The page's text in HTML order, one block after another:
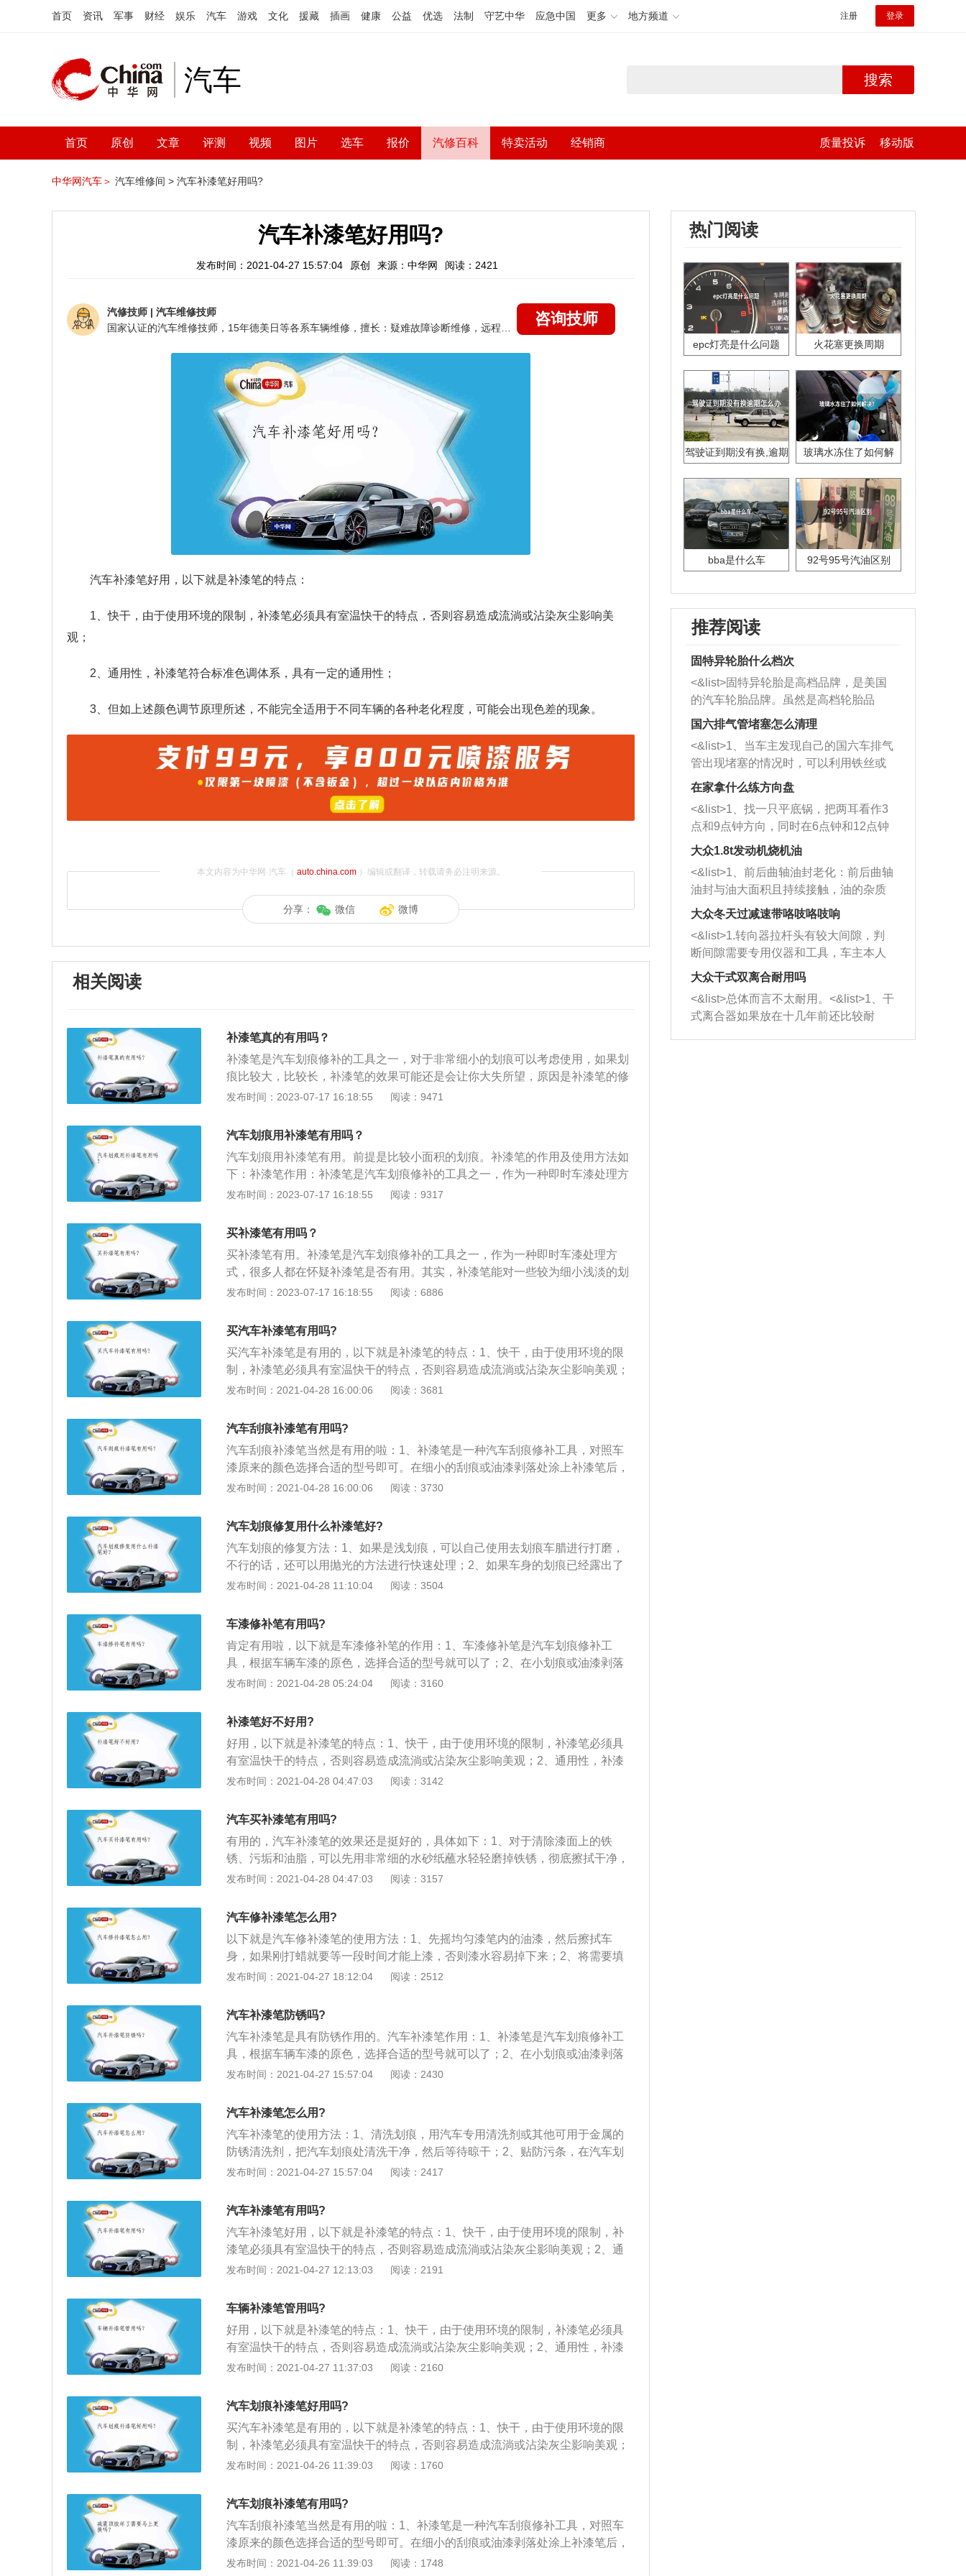
首页 资讯 军事 财经 娱乐 汽车 游戏 文化 援藏 插画 健康 公益 优选 法制 守艺中华 应急中国 更多 地方频道 注册 登录
汽车 搜索
首页 原创 文章 评测 视频 图片 选车 报价 汽修百科 特卖活动 经销商 质量投诉 移动版
中华网汽车＞ 汽车维修间 > 汽车补漆笔好用吗?
汽车补漆笔好用吗?
发布时间：2021-04-27 15:57:04 原创 来源：中华网 阅读：2421
汽修技师 | 汽车维修技师
咨询技师
汽车补漆笔好用，以下就是补漆笔的特点：
1、快干，由于使用环境的限制，补漆笔必须具有室温快干的特点，否则容易造成流淌或沾染灰尘影响美
观；
2、通用性，补漆笔符合标准色调体系，具有一定的通用性；
3、但如上述颜色调节原理所述，不能完全适用于不同车辆的各种老化程度，可能会出现色差的现象。
本文内容为中华网·汽车（ auto.china.com）编辑或翻译，转载请务必注明来源。
分享： 微信 微博
相关阅读
补漆笔真的有用吗？
补漆笔是汽车划痕修补的工具之一，对于非常细小的划痕可以考虑使用，如果划
痕比较大，比较长，补漆笔的效果可能还是会让你大失所望，原因是补漆笔的修
补难以做到补漆那样完美，色差甚至会让你后悔用了补漆笔。另外漏了底漆的划
补漆笔怎么用？1、从网上购买补漆笔，可能有车主以为寄到就一支补漆笔，实
际上整个套装里还包含了其他修补划痕所需要的工具，例如砂纸、补土、胶带、
研磨剂、驳口金油等。2、提前将车洗干净，如果没有这个必要的话，那就将划
痕所处部位清洗干净。然后用浸湿了的磨砂纸，包裹在棉块上，接着打磨划痕，
直到用手感觉与周边漆面没有高低不平的感觉。3、准备一些报纸，用胶带遮挡
的位置进行来回喷漆，注意每喷一层最好等待几分钟让车漆干燥后再喷下一层，
直到划痕遮盖为止。切忌长时间停留在同一位置，否则会导致车漆流泪现象。
4、车漆喷涂完，等待20分钟让车漆干透，同样将驳口金油组装在喷罐上，然后
近，也能起到保护补好的漆。5、等待一天时间，对划痕补漆位置使用祛痕研磨
发布时间：2023-07-17 16:18:55 阅读：9471
汽车划痕用补漆笔有用吗？
汽车划痕用补漆笔有用。前提是比较小面积的划痕。补漆笔的作用及使用方法如
下：补漆笔作用：补漆笔是汽车划痕修补的工具之一，作为一种即时车漆处理方
式，挺多人都会用补漆笔。补漆笔能对一些较为细小浅淡的划痕进行表面处理，
果，但比不进行修补要好很多。补漆笔虽然可以填补空缺，阻断空气与车体表面
在使用补漆笔时，对照车漆原来的颜色选择合适的型号即可。在细小的刮痕或油
漆剥落处涂上补漆笔后，即可修补、掩盖及填平伤痕。补漆笔的成分一般为原车
车漆，因汽车型号不同，所以不同汽车只能使用专用的补漆笔。
发布时间：2023-07-17 16:18:55 阅读：9317
买补漆笔有用吗？
买补漆笔有用。补漆笔是汽车划痕修补的工具之一，作为一种即时车漆处理方
式，很多人都在怀疑补漆笔是否有用。其实，补漆笔能对一些较为细小浅淡的划
痕进行表面处理，遮盖痕迹，使得划痕看不出来，效果还不错，虽然并不能达到
的作用:现在的车子，除了白色是珠光漆，许多都是金属漆，漆面上有小金属颗
陷。但是，补漆笔还是有一定的效果，可以起到一定的掩盖和防锈蚀的作用。2.
补漆笔的使用:专业的用法是将不需要涂抹的地方用胶条覆盖起来，对照车漆颜色
选择合适的颜色型号的补漆笔，摇匀补漆笔内的漆，在车身上细小的划痕或瑕疵
锈功能。
发布时间：2023-07-17 16:18:55 阅读：6886
买汽车补漆笔有用吗?
买汽车补漆笔是有用的，以下就是补漆笔的特点：1、快干，由于使用环境的限
制，补漆笔必须具有室温快干的特点，否则容易造成流淌或沾染灰尘影响美观；
2、通用性，补漆笔符合标准色调体系，具有一定的通用性；3、但如上述颜色调
象。
发布时间：2021-04-28 16:00:06 阅读：3681
汽车刮痕补漆笔有用吗?
汽车刮痕补漆笔当然是有用的啦：1、补漆笔是一种汽车刮痕修补工具，对照车
漆原来的颜色选择合适的型号即可。在细小的刮痕或油漆剥落处涂上补漆笔后，
即可修补、掩盖及填平伤痕；2、补漆笔的成分一般为原车车漆，因汽车型号不
在车间里完成了焊接等工序之后就开始上漆；4、先进行底漆喷涂，将光车壳浸
入漆槽里，取出后用200度烘干底漆，然后送入无尘车间用经典喷上面漆，然后
继续用200度烘干，最后会再加上一层清漆。
发布时间：2021-04-28 16:00:06 阅读：3730
汽车划痕修复用什么补漆笔好?
汽车划痕的修复方法：1、如果是浅划痕，可以自己使用去划痕车腊进行打磨，
不行的话，还可以用抛光的方法进行快速处理；2、如果车身的划痕已经露出了
底漆，就要做局部补漆的处理了，对于这种划伤，我们建议您去有划痕快修业务
涂，修补漆干燥速度快，色彩能与原车漆面结合，毫无色差，完全没有修补的痕
发布时间：2021-04-28 11:10:04 阅读：3504
车漆修补笔有用吗?
肯定有用啦，以下就是车漆修补笔的作用：1、车漆修补笔是汽车划痕修补工
具，根据车辆车漆的原色，选择合适的型号就可以了；2、在小划痕或油漆剥落
处涂上车漆修补笔，就可以进行修补；3、车漆修补笔还能遮盖和填平划痕，并
发布时间：2021-04-28 05:24:04 阅读：3160
补漆笔好不好用?
好用，以下就是补漆笔的特点：1、快干，由于使用环境的限制，补漆笔必须具
有室温快干的特点，否则容易造成流淌或沾染灰尘影响美观；2、通用性，补漆
笔符合标准色调体系，具有一定的通用性；3、但如上述颜色调节原理所述，不
发布时间：2021-04-28 04:47:03 阅读：3142
汽车买补漆笔有用吗?
有用的，汽车补漆笔的效果还是挺好的，具体如下：1、对于清除漆面上的铁
锈、污垢和油脂，可以先用非常细的水砂纸蘸水轻轻磨掉铁锈，彻底擦拭干净，
以确保铁锈不会膨胀；2、由于使用环境限制，补漆笔必须具备常温快干的特
具有一定的多功能性，但是，如德斯格雷在上述调色原理中，不完全合适的色差
可能大于一对一调制的彩色喷漆。
发布时间：2021-04-28 04:47:03 阅读：3157
汽车修补漆笔怎么用?
以下就是汽车修补漆笔的使用方法：1、先摇均匀漆笔内的油漆，然后擦拭车
身，如果刚打蜡就要等一段时间才能上漆，否则漆水容易掉下来；2、将需要填
充补漆部位仔细擦拭干净，不能留下灰尘或水渍，用补漆笔均匀涂上一层薄薄的
如此反复只到颜色满意并且漆层略高出原车为止，直至漆干透后，用细的水砂纸
蘸水将漆层打磨平整，打上沙蜡，消除水砂纸的痕迹就可以了。
发布时间：2021-04-27 18:12:04 阅读：2512
汽车补漆笔防锈吗?
汽车补漆笔是具有防锈作用的。汽车补漆笔作用：1、补漆笔是汽车划痕修补工
具，根据车辆车漆的原色，选择合适的型号就可以了；2、在小划痕或油漆剥落
处涂上补漆笔，就可以进行修补；3、补漆笔可以遮盖和填平划痕，并具有防锈
发布时间：2021-04-27 15:57:04 阅读：2430
汽车补漆笔怎么用?
汽车补漆笔的使用方法：1、清洗划痕，用汽车专用清洗剂或其他可用于金属的
防锈清洗剂，把汽车划痕处清洗干净，然后等待晾干；2、贴防污条，在汽车划
痕的周围贴上防污条，用一般的纸胶条贴就可以，胶条要紧挨着划痕，贴防污条
漆笔摇匀，上下摇晃约40－50次；4、补漆：首先，对准刮（划）痕的部位，用
5、等漆干燥：用补漆笔补过漆的部位，要干燥两三天，这期间禁止洗车。
发布时间：2021-04-27 15:57:04 阅读：2417
汽车补漆笔有用吗?
汽车补漆笔好用，以下就是补漆笔的特点：1、快干，由于使用环境的限制，补
漆笔必须具有室温快干的特点，否则容易造成流淌或沾染灰尘影响美观；2、通
用性，补漆笔符合标准色调体系，具有一定的通用性；3、但如上述颜色调节原
发布时间：2021-04-27 12:13:03 阅读：2191
车辆补漆笔管用吗?
好用，以下就是补漆笔的特点：1、快干，由于使用环境的限制，补漆笔必须具
有室温快干的特点，否则容易造成流淌或沾染灰尘影响美观；2、通用性，补漆
笔符合标准色调体系，具有一定的通用性；3、但如上述颜色调节原理所述，不
发布时间：2021-04-27 11:37:03 阅读：2160
汽车划痕补漆笔好用吗?
买汽车补漆笔是有用的，以下就是补漆笔的特点：1、快干，由于使用环境的限
制，补漆笔必须具有室温快干的特点，否则容易造成流淌或沾染灰尘影响美观；
2、通用性，补漆笔符合标准色调体系，具有一定的通用性；3、但如上述颜色调
象。
发布时间：2021-04-26 11:39:03 阅读：1760
汽车划痕补漆笔有用吗?
汽车刮痕补漆笔当然是有用的啦：1、补漆笔是一种汽车刮痕修补工具，对照车
漆原来的颜色选择合适的型号即可。在细小的刮痕或油漆剥落处涂上补漆笔后，
即可修补、掩盖及填平伤痕；2、补漆笔的成分一般为原车车漆，因汽车型号不
发布时间：2021-04-26 11:39:03 阅读：1748
热门阅读
epc灯亮是什么问题 火花塞更换周期
驾驶证到期没有换,逾期
玻璃水冻住了如何解
bba是什么车 92号95号汽油区别
推荐阅读
固特异轮胎什么档次
<&list>固特异轮胎是高档品牌，是美国
的汽车轮胎品牌。虽然是高档轮胎品
牌，但是中高低端的轮胎都有生产，这
也是为了更好的开拓市场。
国六排气管堵塞怎么清理
<&list>1、当车主发现自己的国六车排气
管出现堵塞的情况时，可以利用铁丝或
者是细棍，直接将杂物给取出来，如果
堵塞情况比较严重，也可以采取应急措
施。 <&list>2、直接利用木棍将所有的
杂物推到排气管里面的位置处，然后将
三元催化器拆解开，就可以将堵塞的东
西取出来。但如果是因为积碳过多引起
的堵塞，就需要将三元催化器泡在草酸
洗剂对堵塞的情况得到解决，将清洗剂
放在燃油箱中，与燃油混合后，车辆启
动时，就可以和汽油一起进入到燃烧
室，最后形成废气排出，就可以让三元
催化器得到清洗，排气管堵塞的情况就
能够得到解决。
在家拿什么练方向盘
<&list>1、找一只平底锅，把两耳看作3
点和9点钟方向，同时在6点钟和12点钟
方向做一个标记。 <&list>2、双手握住
一圈半的练习，往右同样也要打相同的
圈数。 <&list>3、最后强调要反复练
习，这样就可以形成肌肉记忆，在真实
驾驶车辆时，不需要记忆也能打好方
向。
大众1.8t发动机烧机油
<&list>1、前后曲轴油封老化：前后曲轴
油封与油大面积且持续接触，油的杂质
和发动机内持续温度变化使其密封效果
逐渐减弱，导致渗油或漏油。<&list>2、
活塞间隙过大：积碳会使活塞环与缸体
的间隙扩大，导致机油流入燃烧室中，
造成烧机油。<&list>3、机油粘度。使用
机油粘度过小的话，同样会有烧机油现
象，机油粘度过小具有很好的流动性，
大众冬天过减速带咯吱咯吱响
<&list>1.转向器拉杆头有较大间隙，判
断间隙需要专用仪器和工具，车主本人
无法制作，需要将车辆送到修理厂或4s
店；<&list>2.车辆半轴套管防尘罩破
裂，破裂后会出现漏油现象，使半轴磨
损严重，磨损的半轴容易损坏，产生异
响；<&list>3.稳定器的转向胶套和球头
大众干式双离合耐用吗
<&list>总体而言不太耐用。<&list>1、干
式离合器如果放在十几年前还比较耐